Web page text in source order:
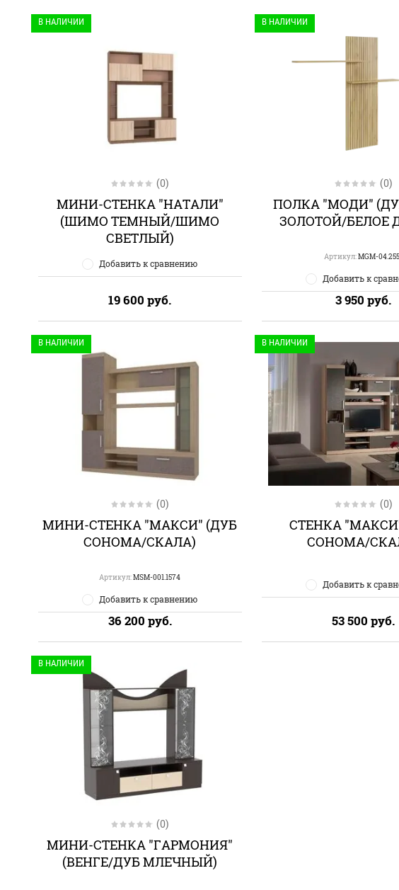
В НАЛИЧИИ
(0)
МИНИ-СТЕНКА "НАТАЛИ"
(ШИМО ТЕМНЫЙ/ШИМО
СВЕТЛЫЙ)
Добавить к сравнению
19 600 руб.
В НАЛИЧИИ
(0)
ПОЛКА "МОДИ"
ЗОЛОТОЙ/БЕЛОЕ
Артикул:MGM-
Добавить к
3 950 руб.
В НАЛИЧИИ
(0)
МИНИ-СТЕНКА "МАКСИ" (ДУБ
СОНОМА/СКАЛА)
Артикул:MSM-001.1574
Добавить к сравнению
36 200 руб.
В НАЛИЧИИ
(0)
СТЕНКА
СОНОМА/
Добавить к
53 500 руб.
В НАЛИЧИИ
(0)
МИНИ-СТЕНКА "ГАРМОНИЯ"
(ВЕНГЕ/ДУБ МЛЕЧНЫЙ)